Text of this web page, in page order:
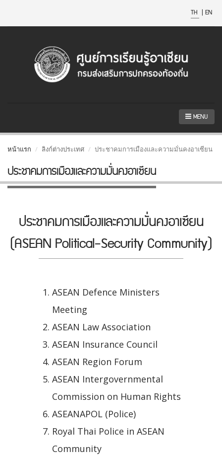
TH | EN
MENU
หน้าแรก ลิงก์ต่างประเทศ ประชาคมการเมืองและความมั่นคงอาเซียน
ประชาคมการเมืองและความมั่นคงอาเซียน
ประชาคมการเมืองและความมั่นคงอาเซียน
(ASEAN Political-Security Community)
ASEAN Defence Ministers
Meeting
ASEAN Law Association
ASEAN Insurance Council
ASEAN Region Forum
ASEAN Intergovernmental
Commission on Human Rights
ASEANAPOL (Police)
Royal Thai Police in ASEAN
Community